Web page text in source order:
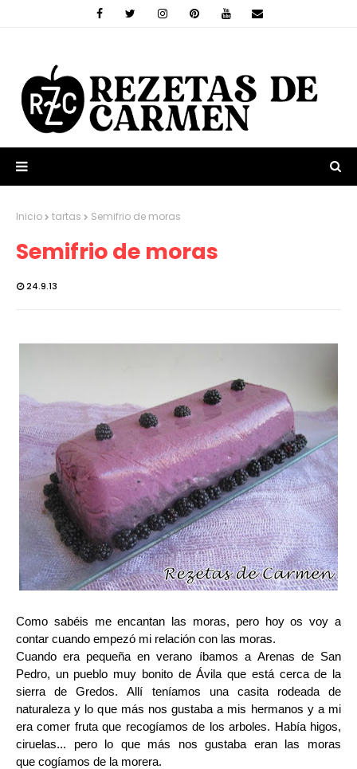
Inicio tartas Semifrio de moras
Semifrio de moras
24.9.13
Como sabéis me encantan las moras, pero hoy os voy a
contar cuando empezó mi relación con las moras.
Cuando era pequeña en verano íbamos a Arenas de San
Pedro, un pueblo muy bonito de Ávila que está cerca de la
sierra de Gredos. Allí teníamos una casita rodeada de
naturaleza y lo que más nos gustaba a mis hermanos y a mi
era comer fruta que recogíamos de los arboles. Había higos,
ciruelas... pero lo que más nos gustaba eran las moras
que cogíamos de la morera.